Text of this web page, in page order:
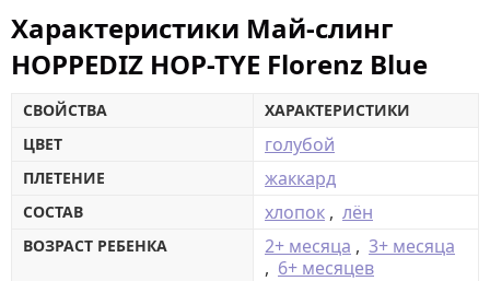
Характеристики Май-слинг
HOPPEDIZ HOP-TYE Florenz Blue
СВОЙСТВА
ХАРАКТЕРИСТИКИ
ЦВЕТ
голубой
ПЛЕТЕНИЕ жаккард
СОСТАВ хлопок , лён
ВОЗРАСТ РЕБЕНКА 2+ месяца , 3+ месяца
, 6+ месяцев